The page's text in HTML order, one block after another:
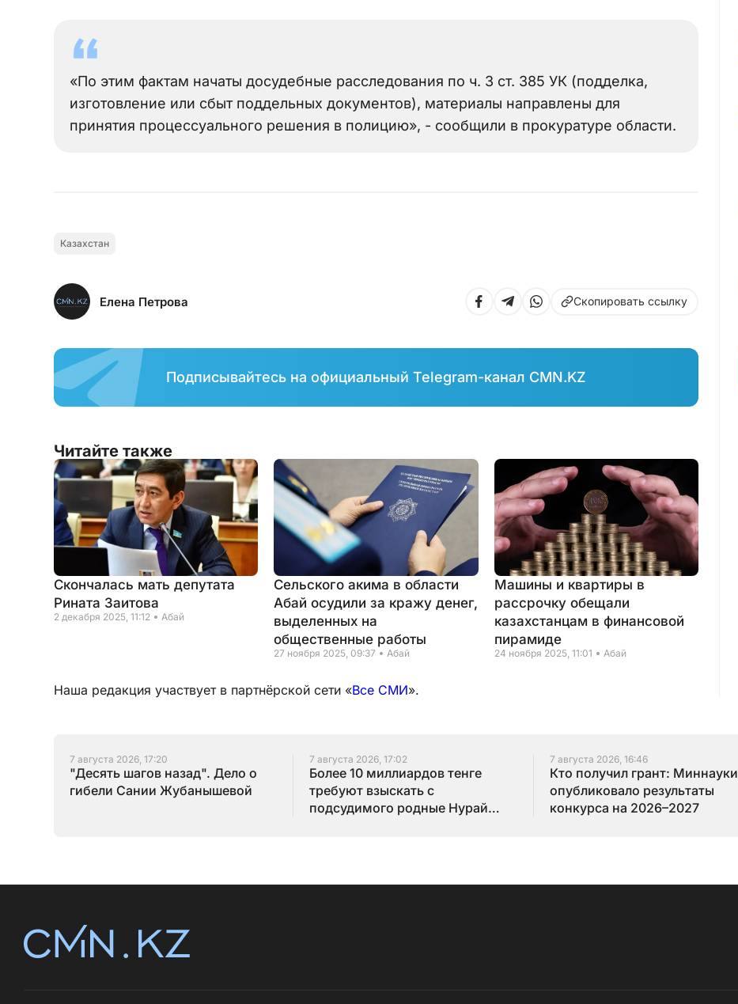
«По этим фактам начаты досудебные расследования по ч. 3 ст. 385 УК (подделка,
изготовление или сбыт поддельных документов), материалы направлены для
принятия процессуального решения в полицию», - сообщили в прокуратуре области.
Казахстан
Елена Петрова Скопировать ссылку
Подписывайтесь на официальный Telegram-канал CMN.KZ
Читайте также
Скончалась мать депутата
Рината Заитова
2 декабря 2025, 11:12 Абай
Сельского акима в области
Абай осудили за кражу денег,
выделенных на
общественные работы
27 ноября 2025, 09:37 Абай
Машины и квартиры в
рассрочку обещали
казахстанцам в финансовой
пирамиде
24 ноября 2025, 11:01 Абай
Наша редакция участвует в партнёрской сети «Все СМИ».
7 августа 2026, 17:20
"Десять шагов назад". Дело о
гибели Сании Жубанышевой
7 августа 2026, 17:02
Более 10 миллиардов тенге
требуют взыскать с
подсудимого родные Нурай
7 августа 2026, 16:46
Кто получил грант: Миннауки
опубликовало результаты
конкурса на 2026–2027